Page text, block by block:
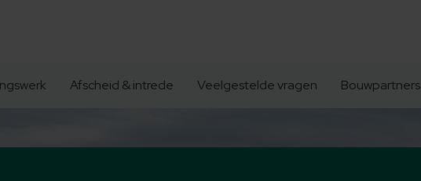
Afscheid & intrede Veelgestelde vragen Bouwpartners